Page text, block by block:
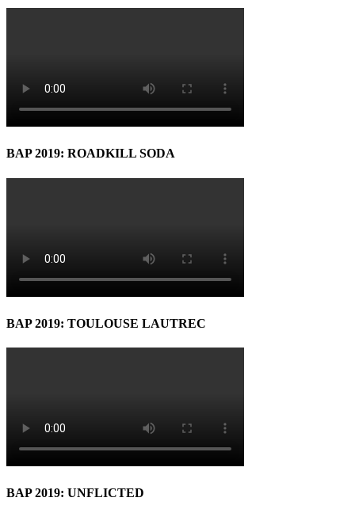
BAP 2019: ROADKILL SODA
BAP 2019: TOULOUSE LAUTREC
BAP 2019: UNFLICTED